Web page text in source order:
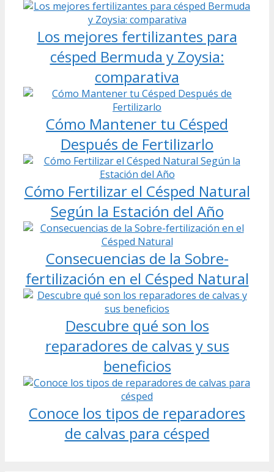
Los mejores fertilizantes para
césped Bermuda y Zoysia:
comparativa
Cómo Mantener tu Césped
Después de Fertilizarlo
Cómo Fertilizar el Césped Natural
Según la Estación del Año
Consecuencias de la Sobre-
fertilización en el Césped Natural
Descubre qué son los
reparadores de calvas y sus
beneficios
Conoce los tipos de reparadores
de calvas para césped